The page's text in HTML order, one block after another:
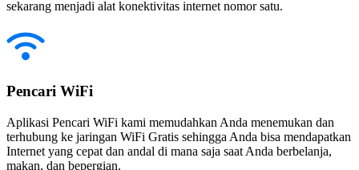
sekarang menjadi alat konektivitas internet nomor satu.
Pencari WiFi
Aplikasi Pencari WiFi kami memudahkan Anda menemukan dan
terhubung ke jaringan WiFi Gratis sehingga Anda bisa mendapatkan
Internet yang cepat dan andal di mana saja saat Anda berbelanja,
makan, dan bepergian.